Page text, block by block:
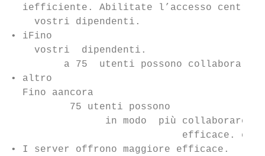
iefficiente. Abilitate l’accesso
    vostri dipendenti.
• iFino
    vostri  dipendenti.
a 75  utenti possono collaborare
• altro
  Fino aancora
          75 utenti possono
                in modo  più collaborare
efficace. e
• I server offrono maggiore efficace.